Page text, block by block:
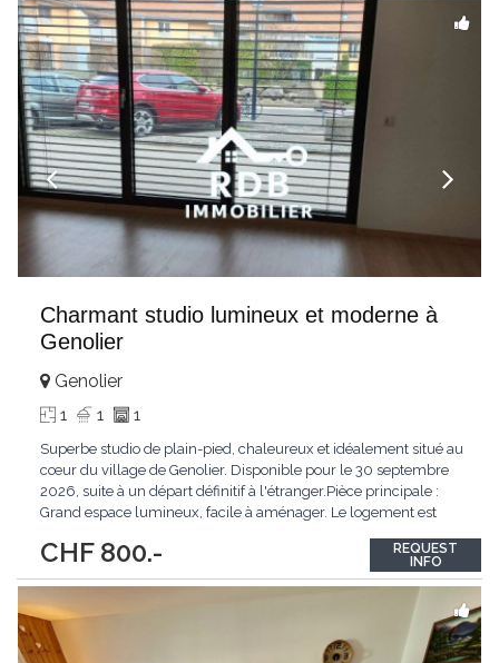
Charmant studio lumineux et moderne à
Genolier
CHF 800.-
Genolier
1 1 1
Superbe studio de plain-pied, chaleureux et idéalement situé au
cœur du village de Genolier. Disponible pour le 30 septembre
2026, suite à un départ définitif à l'étranger. ​ ​Pièce principale :
Grand espace lumineux, facile à aménager. Le logement est
Cuisine : Moderne, ouverte et entièrement équipée (plaques...
REQUEST
INFO